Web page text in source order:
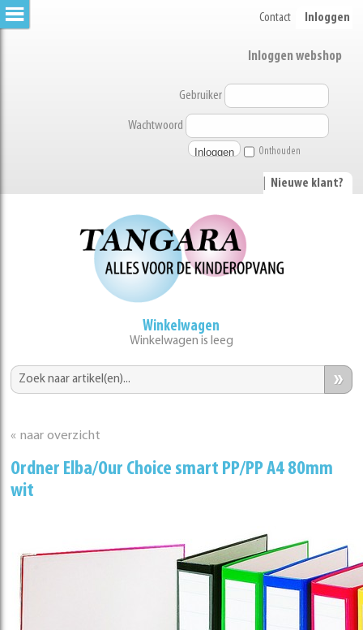
Contact Inloggen
Inloggen webshop
Gebruiker
Wachtwoord
Onthouden
Nieuwe klant?
Winkelwagen
Winkelwagen is leeg
»
« naar overzicht
Ordner Elba/Our Choice smart PP/PP A4 80mm
wit